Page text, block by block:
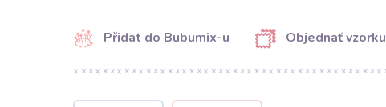
Přidat do Bubumix-u Objednať vzorku